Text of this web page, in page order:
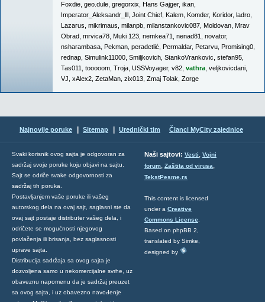
Foxdie geo.dule gregorxix Hans Gajger, ikan
Imperator_Aleksandr_lll Joint Chief Kalem Komder, Koridor, ladro
Lazarus mikrimaus milanpb milanstankovic087 Moldovan Mrav
Obrad mrvica78 Muki 123 nemkea71 nenad81 novator,
nsharambasa Pekman peradetlić Permaldar, Petarvu Promising0
rednap Simulink11000 Smiljkovich StankoVrankovic stefan95
Tas011
tooooom Troja USSVoyager, v82 vathra veljkovicdani
VJ xAlex2 ZetaMan zix013 Zmaj Tolak Zorge
Najnovije poruke Sitemap Urednički tim Članci MyCity zajednice
Svaki korisnik ovog sajta je odgovoran za
sadržaj svoje poruke koju objavi na sajtu.
Sajt se odriče svake odgovornosti za
sadržaj tih poruka.
Postavljanjem vaše poruke ili vašeg
autorskog dela na ovaj sajt, saglasni ste da
ovaj sajt postaje distributer vašeg dela, i
odričete se mogućnosti njegovog
povlačenja ili brisanja, bez saglasnosti
uprave sajta.
Distribucija sadržaja sa ovog sajta je
dozvoljena samo u nekomercijalne svrhe, uz
obaveznu napomenu da je sadržaj preuzet
sa ovog sajta, i uz obavezno navođenje
Naši sajtovi: Vesti, Vojni
forum, Zaštita od virusa,
TekstPesme.rs
This content is licensed
under a Creative
Commons License
Based on phpBB 2,
translated by Simke,
designed by